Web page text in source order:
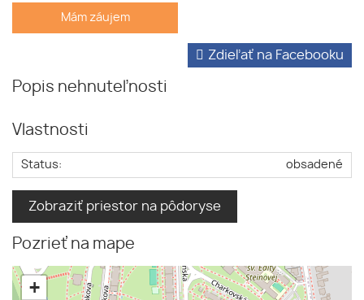
Mám záujem
Popis nehnuteľnosti
Zdieľať na Facebooku
Vlastnosti
Status: obsadené
Zobraziť priestor na pôdoryse
Pozrieť na mape
+